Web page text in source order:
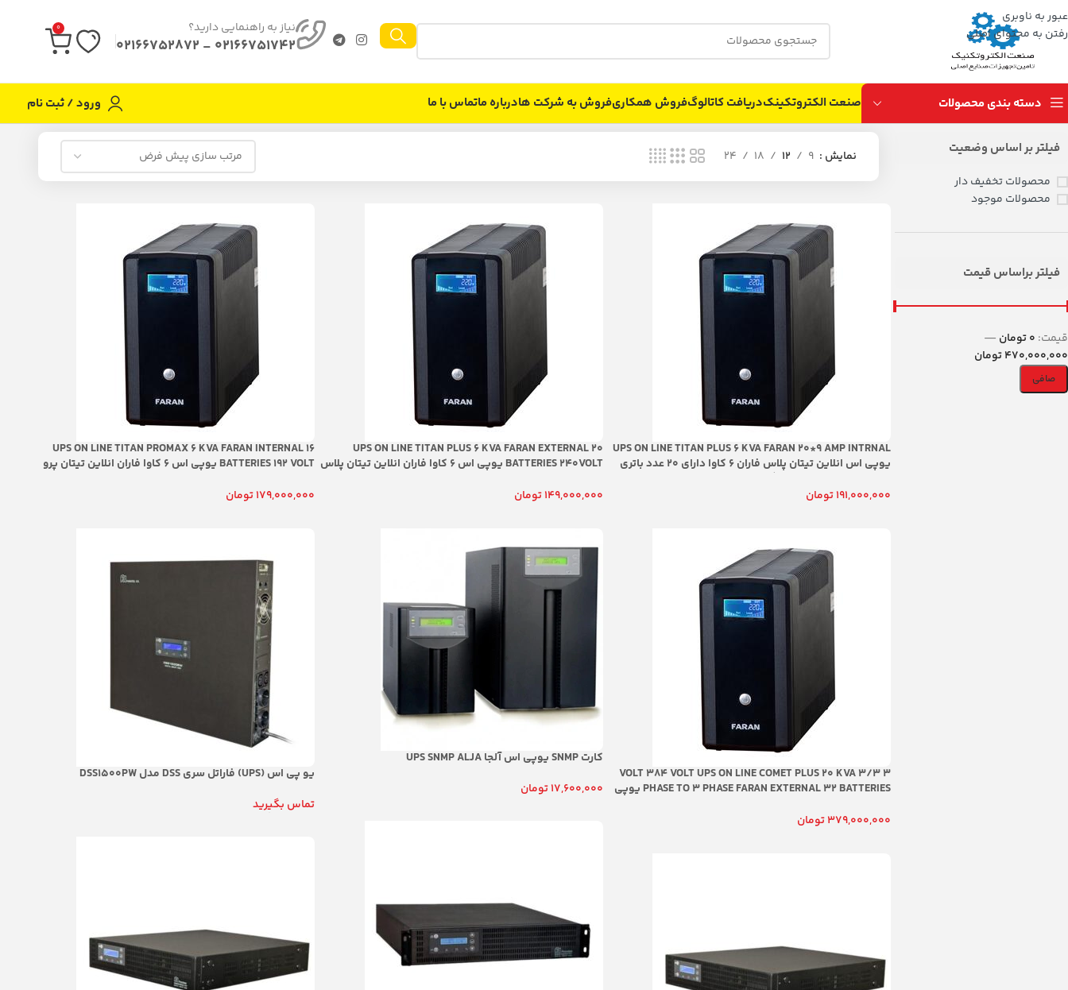
عبور به ناوبری
رفتن به محتوای اصلی
نیاز به راهنمایی دارید؟
02166751742 - 02166752872
0
دسته بندی محصولات صنعت الکتروتکینکدریافت کاتالوگفروش همکاریفروش به شركت هادرباره ماتماس با ما ورود / ثبت نام
فیلتر بر اساس وضعیت
محصولات تخفیف دار
محصولات موجود
فیلتر براساس قیمت
صافی
قيمت: 0 تومان
—
470,000,000 تومان
نمایش 9
12
18
24
UPS ON LINE TITAN PLUS 6 KVA FARAN 20*9 AMP INTRNAL
یوپی اس انلاین تیتان پلاس فاران 6 کاوا دارای 20 عدد باتری
مخصوص پزشکات و ازمایشگاهها و مراکز اداری و صنعتی
191,000,000تومان
UPS ON LINE TITAN PLUS 6 KVA FARAN EXTERNAL 20
BATTERIES 240VOLT یوپی اس 6 کاوا فاران انلاین تیتان پلاس
گارانتی و خدمات پس از فروش شرکتی
149,000,000تومان
UPS ON LINE TITAN PROMAX 6 KVA FARAN INTERNAL 16
BATTERIES 192 VOLT یوپی اس 6 کاوا فاران انلاین تیتان پرو
گارانتی و خدمات پس از فروش شرکتی
179,000,000تومان
VOLT 384 VOLT UPS ON LINE COMET PLUS 20 KVA 3/3 3
PHASE TO 3 PHASE FARAN EXTERNAL 32 BATTERIES یوپی
379,000,000تومان
کارت SNMP یوپی اس آلجا UPS SNMP ALJA
17,600,000تومان
یو پی اس (UPS) فاراتل سری DSS مدل DSS1500PW
تماس بگیرید